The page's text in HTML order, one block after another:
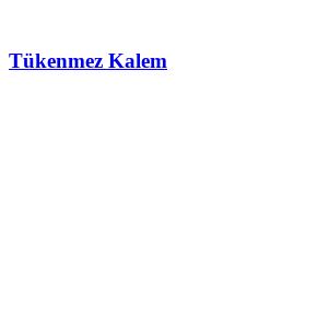
Tükenmez Kalem